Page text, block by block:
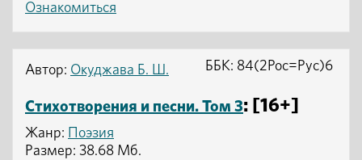
Ознакомиться
Автор: Окуджава Б. Ш.
Стихотворения и песни. Том 3: [16+]
Жанр: Поэзия
ББК: 84(2Рос=Рус)6
Размер: 38.68 Мб.